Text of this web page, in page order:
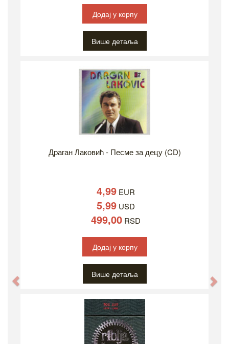
Додај у корпу
Више детаља
Драган Лаковић - Песме за децу (CD)
4,99 EUR
5,99 USD
499,00 RSD
Додај у корпу
Више детаља